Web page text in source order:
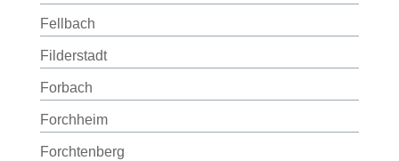
Fellbach
Filderstadt
Forbach
Forchheim
Forchtenberg